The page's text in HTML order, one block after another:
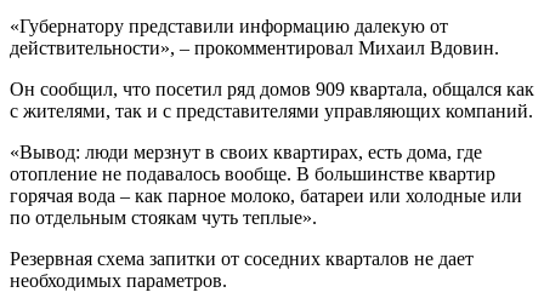
«Губернатору представили информацию далекую от
действительности», – прокомментировал Михаил Вдовин.
Он сообщил, что посетил ряд домов 909 квартала, общался как
с жителями, так и с представителями управляющих компаний.
«Вывод: люди мерзнут в своих квартирах, есть дома, где
отопление не подавалось вообще. В большинстве квартир
горячая вода – как парное молоко, батареи или холодные или
по отдельным стоякам чуть теплые».
Резервная схема запитки от соседних кварталов не дает
необходимых параметров.